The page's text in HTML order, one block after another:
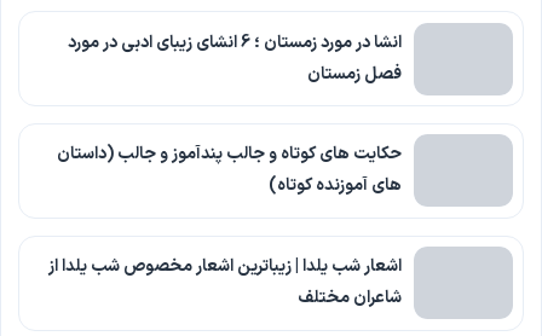
انشا در مورد زمستان ؛ 6 انشای زیبای ادبی در مورد
فصل زمستان
حکایت های کوتاه و جالب پندآموز و جالب (داستان
های آموزنده کوتاه)
اشعار شب یلدا | زیباترین اشعار مخصوص شب یلدا از
شاعران مختلف